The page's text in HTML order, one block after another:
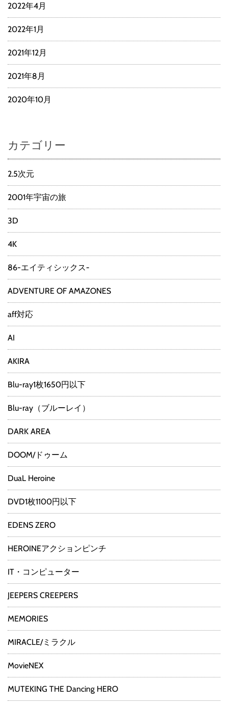
2022年4月
2022年1月
2021年12月
2021年8月
2020年10月
カテゴリー
2.5次元
2001年宇宙の旅
3D
4K
86-エイティシックス-
ADVENTURE OF AMAZONES
aff対応
AI
AKIRA
Blu-ray1枚1650円以下
Blu-ray（ブルーレイ）
DARK AREA
DOOM/ドゥーム
DuaL Heroine
DVD1枚1100円以下
EDENS ZERO
HEROINEアクションピンチ
IT・コンピューター
JEEPERS CREEPERS
MEMORIES
MIRACLE/ミラクル
MovieNEX
MUTEKING THE Dancing HERO